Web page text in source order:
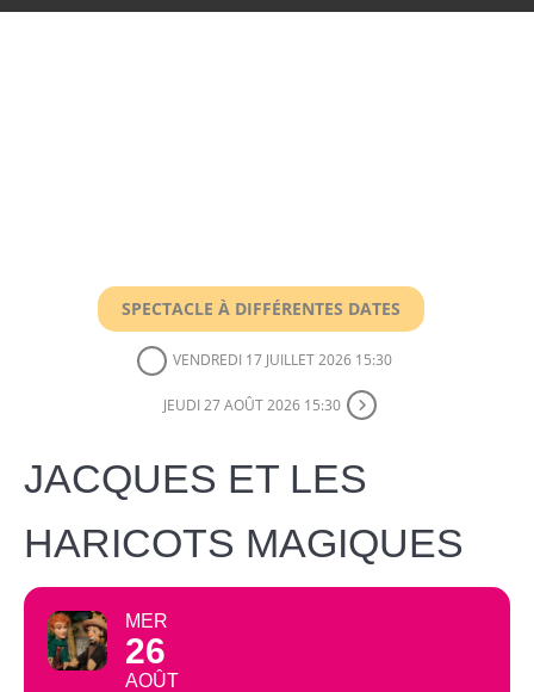
SPECTACLE À DIFFÉRENTES DATES
VENDREDI 17 JUILLET 2026 15:30
JEUDI 27 AOÛT 2026 15:30
JACQUES ET LES
HARICOTS MAGIQUES
MER
26
AOÛT